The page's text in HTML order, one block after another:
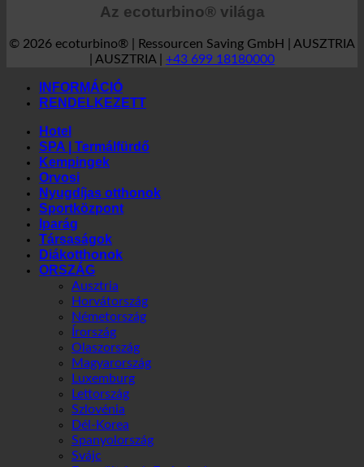
© 2026 ecoturbino® | Ressourcen Saving GmbH | AUSZTRIA
| AUSZTRIA |
INFORMÁCIÓ
RENDELKEZETT
Hotel
SPA | Termálfürdő
Kempingek
Orvosi
Nyugdíjas otthonok
Sportközpont
Iparág
Társaságok
Diákotthonok
ORSZÁG
Ausztria
Horvátország
Németország
Írország
Olaszország
Magyarország
Luxemburg
Lettország
Szlovénia
Dél-Korea
Spanyolország